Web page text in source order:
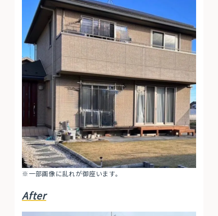
※一部画像に乱れが御座います。
After